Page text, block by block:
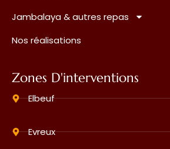
Zones D'interventions
Elbeuf
Evreux
Jambalaya & autres repas
Nos réalisations